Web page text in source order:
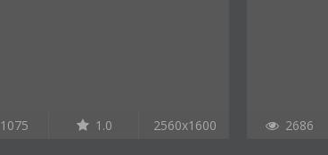
1075 1.0 2560x1600 2686